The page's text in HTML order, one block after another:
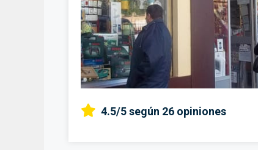
4.5/5según 26 opiniones